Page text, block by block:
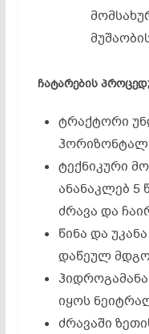
ჩატარების
ტრაქტორი
ტექნიკური
ანანაკლებ
ძრავა და
წინა და
დაწეულ
იყოს
ძრავაში